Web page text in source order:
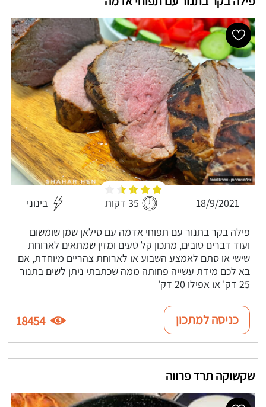
18/9/2021 35 דקות בינוני
פילה בקר בתנור עם תפוחי אדמה עם סילאן שמן שומשום
ועוד דברים טובים, מתכון קל טעים ומזין שמתאים לארוחת
שישי או סתם לאמצע השבוע או לארוחת צהריים מיוחדת, אם
בא לכם מידת עשייה פחותה ממה שכתבתי ניתן לשים בתנור
25 דק' או אפילו 20 דק'
כניסה למתכון 18454
שקשוקה תרד פרווה